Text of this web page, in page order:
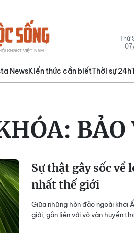
Thứ
NewsKiến thức cần biếtThời sự 24h
BẢO
Sự thật gây sốc
nhất thế giới
Giữa những hòn đảo ngoài khơi
giới, gắn liền với vô vàn huyền